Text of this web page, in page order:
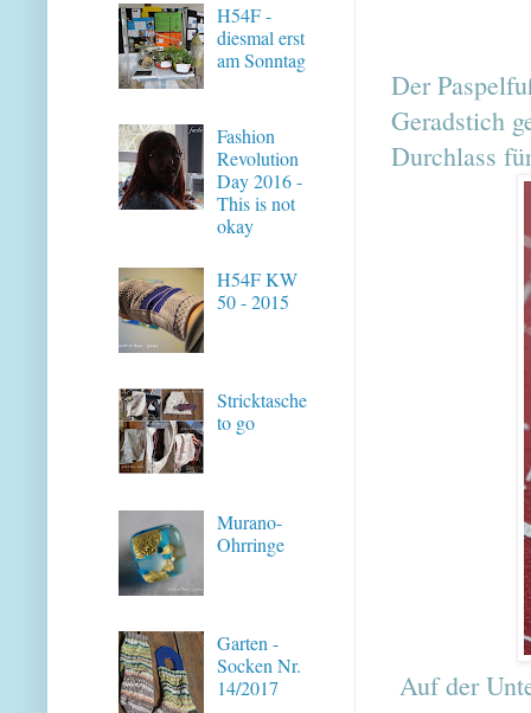
Der
Geradstich
Durchlass
Auf der
H54F -
diesmal erst
am Sonntag
Fashion
Revolution
Day 2016 -
This is not
okay
H54F KW
50 - 2015
Stricktasche
to go
Murano-
Ohrringe
Garten -
Socken Nr.
14/2017